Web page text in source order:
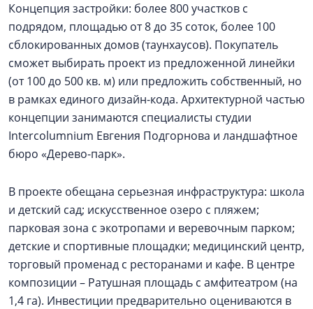
Концепция застройки: более 800 участков с
подрядом, площадью от 8 до 35 соток, более 100
сблокированных домов (таунхаусов). Покупатель
сможет выбирать проект из предложенной линейки
(от 100 до 500 кв. м) или предложить собственный, но
в рамках единого дизайн-кода. Архитектурной частью
концепции занимаются специалисты студии
Intercolumnium Евгения Подгорнова и ландшафтное
бюро «Дерево-парк».
В проекте обещана серьезная инфраструктура: школа
и детский сад; искусственное озеро с пляжем;
парковая зона с экотропами и веревочным парком;
детские и спортивные площадки; медицинский центр,
торговый променад с ресторанами и кафе. В центре
композиции – Ратушная площадь с амфитеатром (на
1,4 га). Инвестиции предварительно оцениваются в